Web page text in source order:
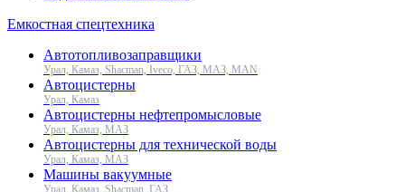
Емкостная спецтехника
Автотопливозаправщики
Урал, Камаз, Shacman, Iveco, ГАЗ, МАЗ, MAN
Автоцистерны
Урал, Камаз
Автоцистерны нефтепромысловые
Урал, Камаз, МАЗ
Автоцистерны для технической воды
Урал, Камаз, МАЗ
Машины вакуумные
Урал, Камаз, Shacman, ГАЗ